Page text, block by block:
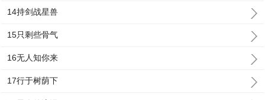
14持剑战星兽
15只剩些骨气
16无人知你来
17行于树荫下